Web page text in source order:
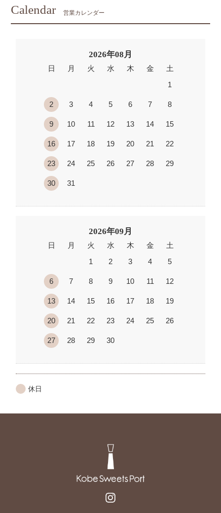
Calendar 営業カレンダー
2026年08月
日 月 火 水 木 金
土
1
2 3 4 5 6 7 8
9 10 11 12 13 14 15
16 17 18 19 20 21 22
23 24 25 26 27 28 29
30 31
2026年09月
日 月 火 水 木 金
土
1
2 3 4 5
6 7 8 9 10 11 12
13 14 15 16 17 18 19
20 21 22 23 24 25 26
27 28 29 30
休日